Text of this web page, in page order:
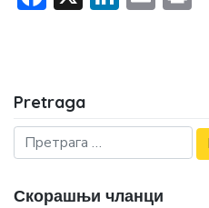
Pretraga
Скорашњи чланци